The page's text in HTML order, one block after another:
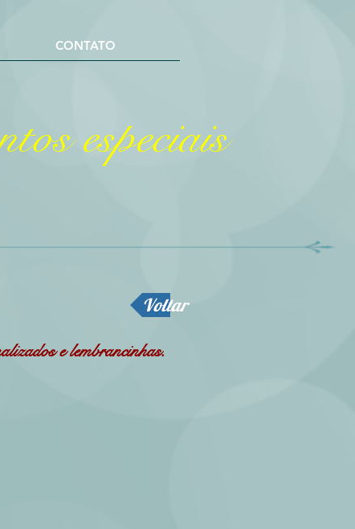
CONTATO
especiais
Voltar
e lembrancinhas.